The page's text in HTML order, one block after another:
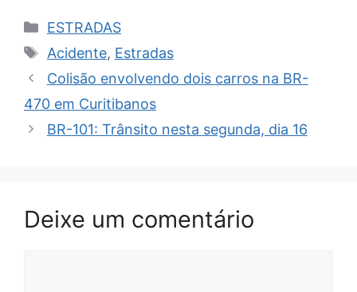
Categorias
ESTRADAS
Tags
Acidente, Estradas
Colisão envolvendo dois carros na BR-
470 em Curitibanos
BR-101: Trânsito nesta segunda, dia 16
Deixe um comentário